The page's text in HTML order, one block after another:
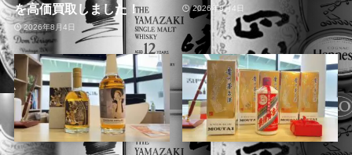
を高価買取しました！
2026年8月4日
2026年8月4日